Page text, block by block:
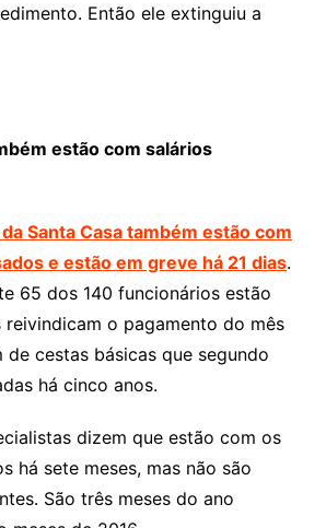
Então ele extinguiu a
estão com salários
Santa Casa também estão com
e estão em greve há 21 dias.
65 dos 140 funcionários estão
reivindicam o pagamento do mês
de cestas básicas que segundo
há cinco anos.
dizem que estão com os
há sete meses, mas não são
São três meses do ano